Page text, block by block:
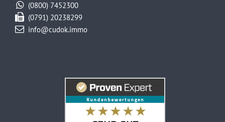
(0800) 7452300
(0791) 20238299
info@cudok.immo